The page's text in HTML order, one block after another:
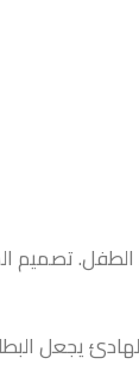
تصميم
يجعل